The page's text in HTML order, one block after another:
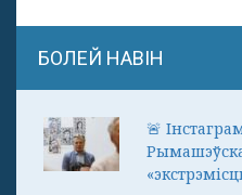
БОЛЕЙ НАВІН
🚨